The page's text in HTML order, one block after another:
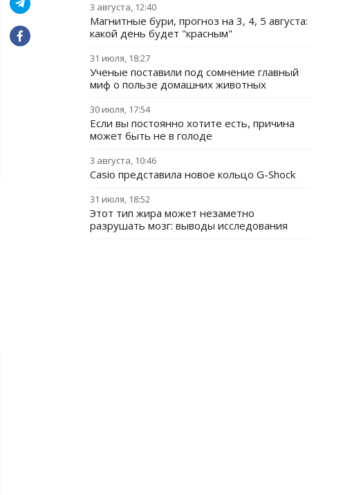
3 августа, 12:40
Магнитные бури, прогноз на 3, 4, 5 августа:
какой день будет "красным"
31 июля, 18:27
Ученые поставили под сомнение главный
миф о пользе домашних животных
30 июля, 17:54
Если вы постоянно хотите есть, причина
может быть не в голоде
3 августа, 10:46
Casio представила новое кольцо G-Shock
31 июля, 18:52
Этот тип жира может незаметно
разрушать мозг: выводы исследования